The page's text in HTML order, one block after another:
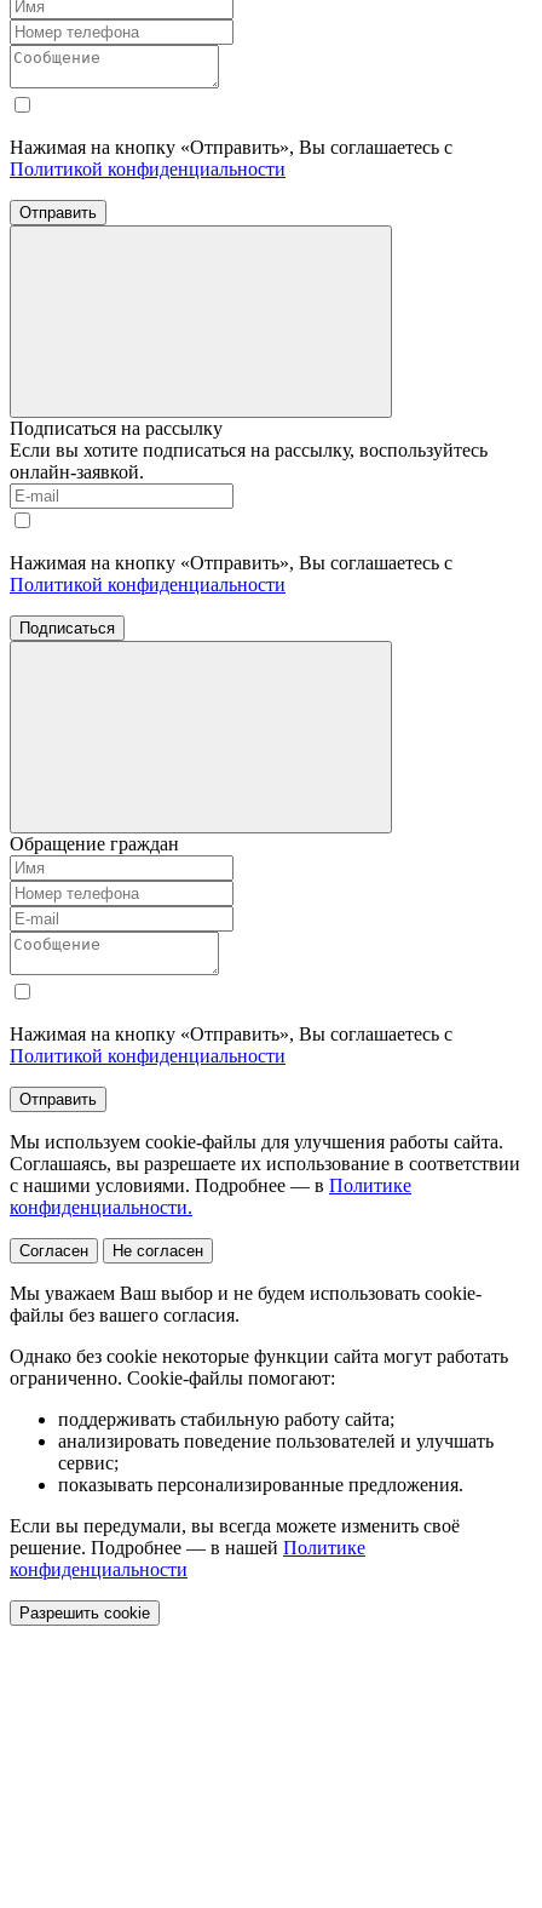
Нажимая на кнопку «Отправить», Вы соглашаетесь с
Политикой конфиденциальности
Отправить
Подписаться на рассылку
Если вы хотите подписаться на рассылку, воспользуйтесь
онлайн-заявкой.
Нажимая на кнопку «Отправить», Вы соглашаетесь с
Политикой конфиденциальности
Подписаться
Обращение граждан
Нажимая на кнопку «Отправить», Вы соглашаетесь с
Политикой конфиденциальности
Отправить
Мы используем cookie-файлы для улучшения работы сайта.
Соглашаясь, вы разрешаете их использование в соответствии
с нашими условиями. Подробнее — в Политике
конфиденциальности.
Согласен Не согласен
Мы уважаем Ваш выбор и не будем использовать cookie-
файлы без вашего согласия.
Однако без cookie некоторые функции сайта могут работать
ограниченно. Cookie-файлы помогают:
поддерживать стабильную работу сайта;
анализировать поведение пользователей и улучшать
сервис;
показывать персонализированные предложения.
Если вы передумали, вы всегда можете изменить своё
решение. Подробнее — в нашей Политике
конфиденциальности
Разрешить cookie